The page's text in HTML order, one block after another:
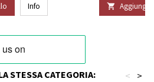
Info  Aggiungi
STESSA CATEGORIA: >
<